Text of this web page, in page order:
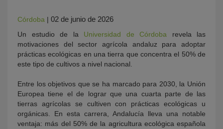
Córdoba | 02 de junio de 2026
Un estudio de la Universidad de Córdoba revela las
motivaciones del sector agrícola andaluz para adoptar
prácticas ecológicas en una tierra que concentra el 50% de
este tipo de cultivos a nivel nacional.
Entre los objetivos que se ha marcado para 2030, la Unión
Europea tiene el de lograr que una cuarta parte de las
tierras agrícolas se cultiven con prácticas ecológicas u
orgánicas. En esta carrera, Andalucía lleva una notable
ventaja: más del 50% de la agricultura ecológica española